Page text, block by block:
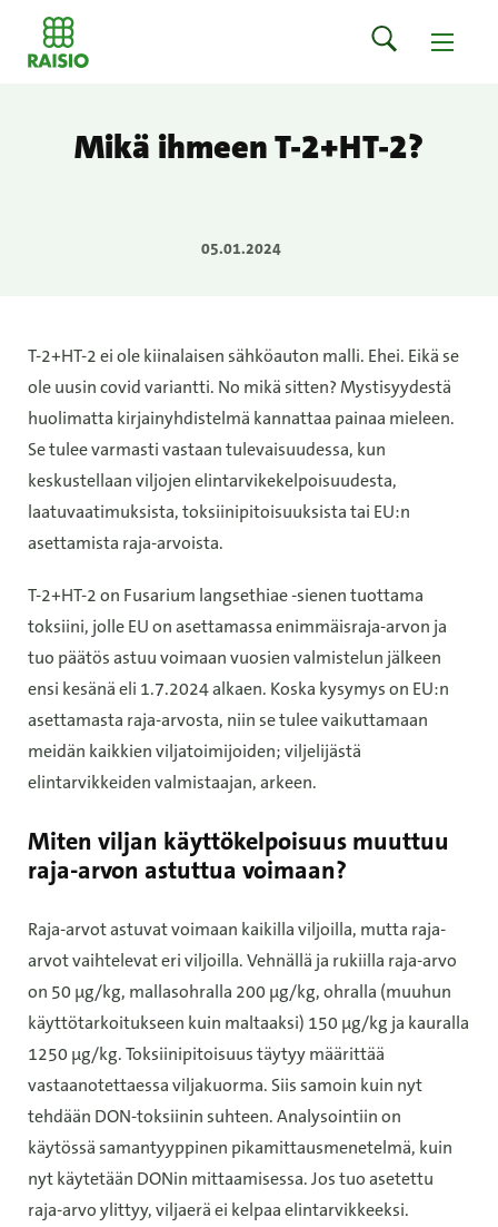
Mikä ihmeen T-2+HT-2?
05.01.2024
T-2+HT-2 ei ole kiinalaisen sähköauton malli. Ehei. Eikä se
ole uusin covid variantti. No mikä sitten? Mystisyydestä
huolimatta kirjainyhdistelmä kannattaa painaa mieleen.
Se tulee varmasti vastaan tulevaisuudessa, kun
keskustellaan viljojen elintarvikekelpoisuudesta,
laatuvaatimuksista, toksiinipitoisuuksista tai EU:n
asettamista raja-arvoista.
T-2+HT-2 on Fusarium langsethiae -sienen tuottama
toksiini, jolle EU on asettamassa enimmäisraja-arvon ja
tuo päätös astuu voimaan vuosien valmistelun jälkeen
ensi kesänä eli 1.7.2024 alkaen. Koska kysymys on EU:n
asettamasta raja-arvosta, niin se tulee vaikuttamaan
meidän kaikkien viljatoimijoiden; viljelijästä
elintarvikkeiden valmistaajan, arkeen.
Miten viljan käyttökelpoisuus muuttuu
raja-arvon astuttua voimaan?
Raja-arvot astuvat voimaan kaikilla viljoilla, mutta raja-
arvot vaihtelevat eri viljoilla. Vehnällä ja rukiilla raja-arvo
on 50 µg/kg, mallasohralla 200 µg/kg, ohralla (muuhun
käyttötarkoitukseen kuin maltaaksi) 150 µg/kg ja kauralla
1250 µg/kg. Toksiinipitoisuus täytyy määrittää
vastaanotettaessa viljakuorma. Siis samoin kuin nyt
tehdään DON-toksiinin suhteen. Analysointiin on
käytössä samantyyppinen pikamittausmenetelmä, kuin
nyt käytetään DONin mittaamisessa. Jos tuo asetettu
raja-arvo ylittyy, viljaerä ei kelpaa elintarvikkeeksi.